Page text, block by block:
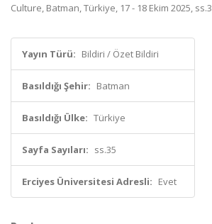
Culture, Batman, Türkiye, 17 - 18 Ekim 2025,
Yayın Türü: Bildiri / Özet Bildiri
Basıldığı Şehir: Batman
Basıldığı Ülke: Türkiye
Sayfa Sayıları: ss.35
Erciyes Üniversitesi Adresli: Evet